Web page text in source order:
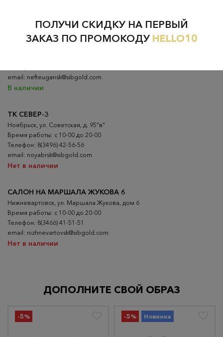
ТК СЕВЕР-3
Ноябрьск, ул. Советская, д. 95"в"
Время работы: с 10-00 до 20-00
Телефон: 8(3496) 42-56-56
email: noyabrsk@sibgold.com
Нет в наличии
ТЦ "ВОСХОД"
email: nefteugansk@sibgold.com
В наличии
САЛОН НА МАРШАЛА ЖУКОВА 6
Нижневартовск, ул. Маршала Жукова, дом 6
Время работы: с 10-00 до 20-00
Телефон: 8(3466) 41-51-51
email: nizhnevartovsk@sibgold.com
Нет в наличии
ДОПОЛНИТЕ СВОЙ ОБРАЗ
-5% -5% Новинка
ПОЛУЧИ СКИДКУ НА ПЕРВЫЙ
ЗАКАЗ ПО ПРОМОКОДУ HELLO10